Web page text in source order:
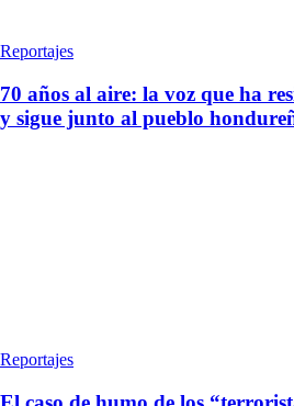
Reportajes
70 años al aire: la voz que ha
y sigue junto al pueblo
Reportajes